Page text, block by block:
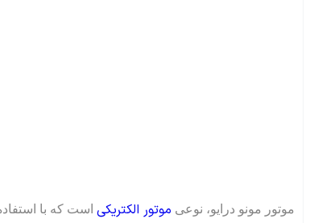
موتور مونو درایو، نوعی موتور الکتریکی است که با